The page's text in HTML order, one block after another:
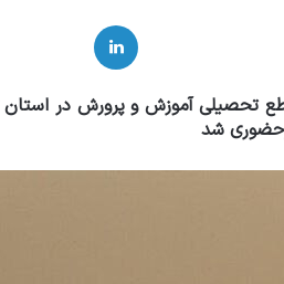
تحصیلی آموزش و پرورش در استان